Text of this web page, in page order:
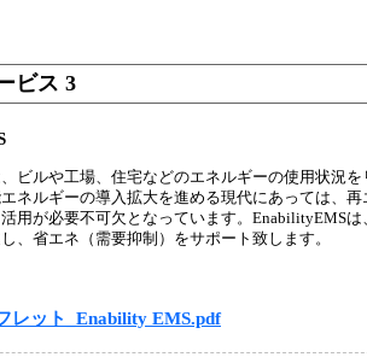
ビス 3
ビルや工場、住宅などのエネルギーの使用状況
ネルギーの導入拡大を進める現代にあっては、
用が必要不可欠となっています。EnabilityEMS
、省エネ（需要抑制）をサポート致します。
レット_Enability EMS.pdf